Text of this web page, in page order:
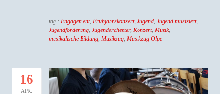
tag : Engagement, Frühjahrskonzert, Jugend Jugend musiziert,
Jugendförderung Jugendorchester, Konzert, Musik,
musikalische Bildung Musikzug Musikzug Olpe
16
APR.